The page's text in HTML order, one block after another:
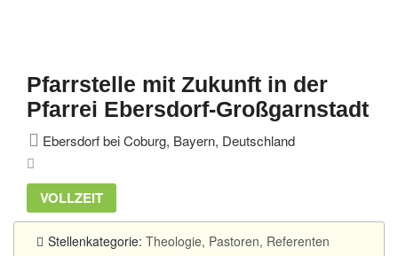
Pfarrstelle mit Zukunft in der
Pfarrei Ebersdorf-Großgarnstadt
Ebersdorf bei Coburg, Bayern, Deutschland
VOLLZEIT
Stellenkategorie: Theologie, Pastoren, Referenten